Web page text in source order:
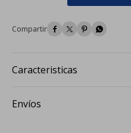
   
Caracteristicas
Envíos